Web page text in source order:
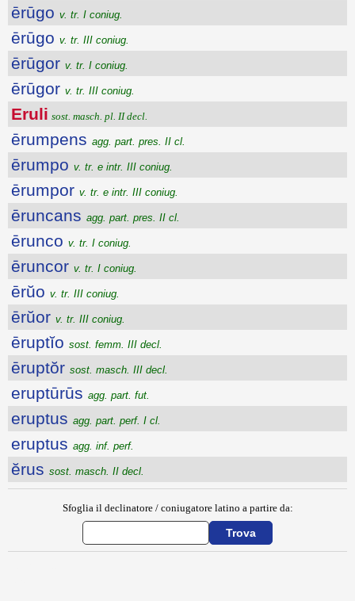
ērūgo v. tr. I coniug.
ērūgo v. tr. III coniug.
ērūgor v. tr. I coniug.
ērūgor v. tr. III coniug.
Eruli sost. masch. pl. II decl.
ērumpens agg. part. pres. II cl.
ērumpo v. tr. e intr. III coniug.
ērumpor v. tr. e intr. III coniug.
ēruncans agg. part. pres. II cl.
ērunco v. tr. I coniug.
ēruncor v. tr. I coniug.
ērŭo v. tr. III coniug.
ērŭor v. tr. III coniug.
ēruptĭo sost. femm. III decl.
ēruptŏr sost. masch. III decl.
eruptūrūs agg. part. fut.
eruptus agg. part. perf. I cl.
eruptus agg. inf. perf.
ĕrus sost. masch. II decl.
Sfoglia il declinatore / coniugatore latino a partire da: